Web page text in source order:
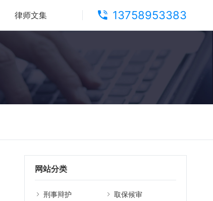
13758953383
律师文集
网站分类
刑事辩护 取保候审